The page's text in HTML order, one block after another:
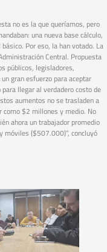
no es la que queríamos, pero
una nueva base cálculo,
Por eso, la han votado. La
Central. Propuesta
públicos, legisladores,
gran esfuerzo para aceptar
llegar al verdadero costo de
aumentos no se trasladen a
como $2 millones y medio. No
ahora un trabajador promedio
móviles ($507.000)”, concluyó